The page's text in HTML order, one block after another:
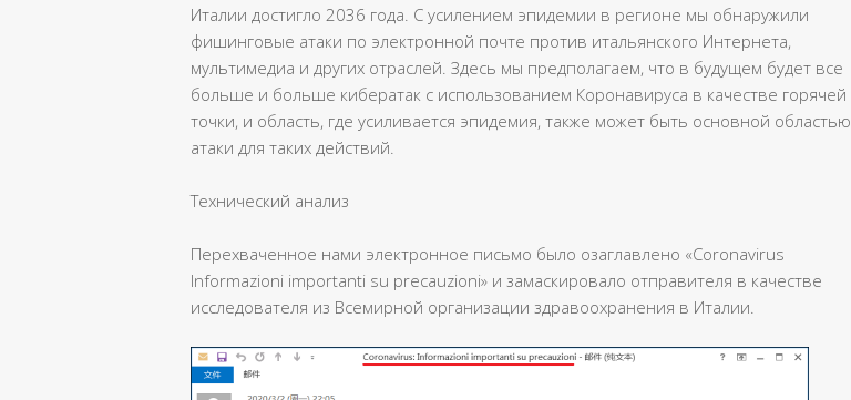
Италии достигло 2036 года. С усилением эпидемии в регионе мы обнаружили
фишинговые атаки по электронной почте против итальянского Интернета,
мультимедиа и других отраслей. Здесь мы предполагаем, что в будущем будет все
больше и больше кибератак с использованием Коронавируса в качестве горячей
точки, и область, где усиливается эпидемия, также может быть основной областью
атаки для таких действий.
Технический анализ
Перехваченное нами электронное письмо было озаглавлено «Coronavirus
Informazioni importanti su precauzioni» и замаскировало отправителя в качестве
исследователя из Всемирной организации здравоохранения в Италии.